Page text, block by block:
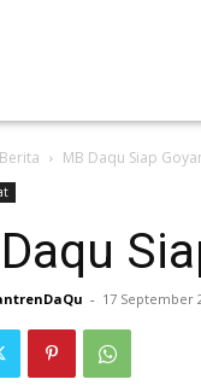
Berita MB Daqu Siap
- 17 September